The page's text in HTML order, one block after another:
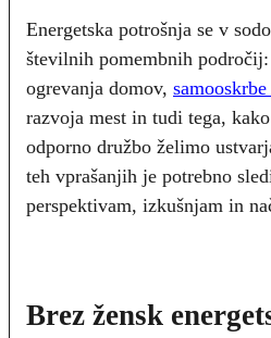
Energetska potrošnja se v
številnih pomembnih
ogrevanja domov,
razvoja mest in tudi tega,
odporno družbo želimo
teh vprašanjih je potrebno
perspektivam, izkušnjam in
Brez žensk